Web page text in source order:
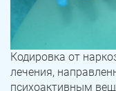
Кодировка от
лечения,
психоактивным